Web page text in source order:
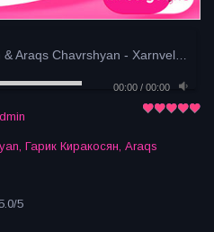
00:00 / 00:00
Гарик Киракосян Araqs
/5